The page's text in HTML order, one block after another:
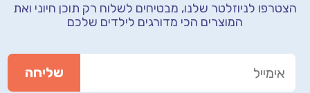
הצטרפו לניוזלטר שלנו, מבטיחים לשלוח רק תוכן חיוני ואת
המוצרים הכי מדורגים לילדים שלכם